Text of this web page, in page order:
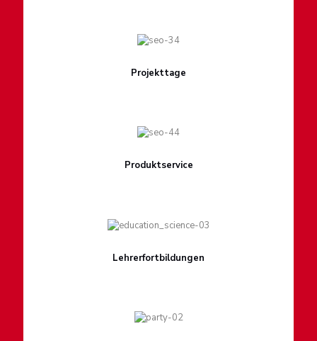
Projekttage
Produktservice
Lehrerfortbildungen